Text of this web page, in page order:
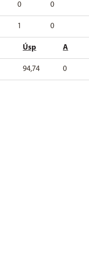
0 0
1 0
Úsp A
94,74 0